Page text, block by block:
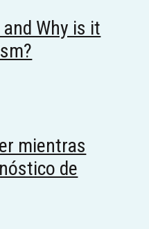
Why is it
mientras
de